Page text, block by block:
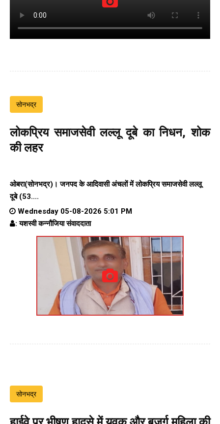
सोनभद्र
लोकप्रिय समाजसेवी लल्लू दूबे का निधन, शोक
की लहर
ओबरा(सोनभद्र)। जनपद के आदिवासी अंचलों में लोकप्रिय समाजसेवी लल्लू
दूबे (53....
Wednesday 05-08-2026 5:01 PM
: यशस्वी कन्नौजिया संवाददाता
सोनभद्र